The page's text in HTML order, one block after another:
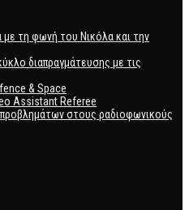
τη φωνή του Νικόλα και την
διαπραγμάτευσης με τις
& Space
Assistant Referee
στους ραδιοφωνικούς